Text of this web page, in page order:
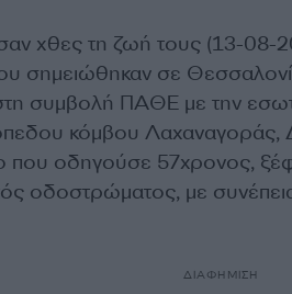
χθες τη ζωή τους (13-08-
σημειώθηκαν σε
συμβολή ΠΑΘΕ με την
κόμβου Λαχαναγοράς,
που οδηγούσε 57χρονος,
οδοστρώματος, με
ΔΙΑΦΗΜΙΣΗ